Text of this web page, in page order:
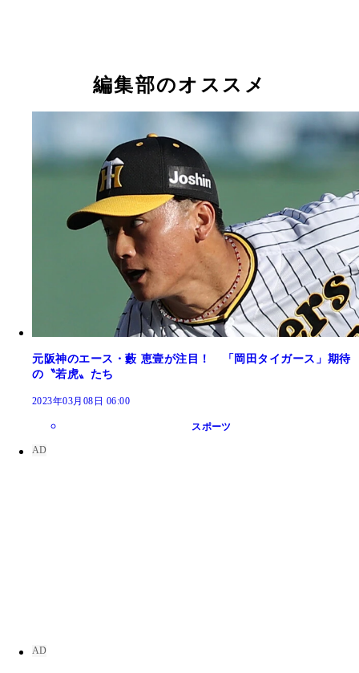
編集部のオススメ
元阪神のエース・藪 恵壹が注目！ 「岡田タイガース」期待
の〝若虎〟たち
2023年03月08日 06:00
スポーツ